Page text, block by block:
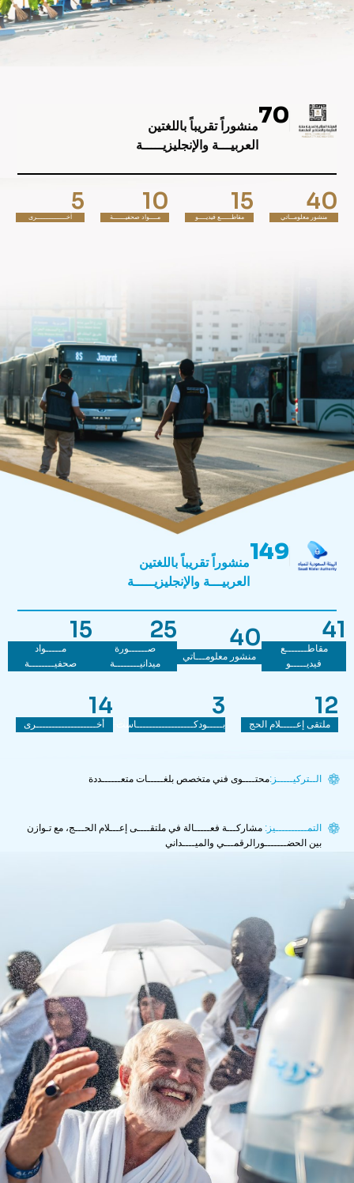
70منشوراً تقريباً باللغتين
العربيـــة والإنجليزيـــــة
40
منشور معلومـــاتي
15
مقاطـــــــع فيديـــــو
10
مـــــواد صحفيــــــــة
5
أخـــــــــــــــــــرى
149منشوراً تقريباً باللغتين
العربيـــة والإنجليزيـــــة
41
مقاطـــــــع
فيديـــــو
40
منشور معلومـــاتي
25
صــــــورة
ميدانيــــــــة​
15
مـــــواد
صحفيــــــــة
12
ملتقى إعـــــلام الحج
3
بـــــودكــــــــــــــــــاست
14
أخـــــــــــــــــــرى
الــتركيـــــز:محتــــوى فني متخصص بلغـــــات متعــــــددة
التمــــــــــيز: مشاركـــة فعـــــالة في ملتقــــى إعـــلام الحـــج، مع تـوازن
بين الحضـــــــورالرقمـــي والميــــداني